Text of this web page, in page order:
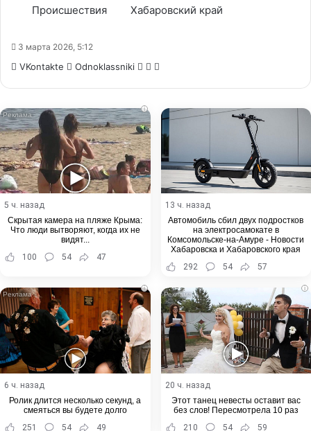
Происшествия
Хабаровский край
3 марта 2026, 5:12
VKontakte Odnoklassniki WhatsApp
Telegram
i
5 ч. назад
Скрытая камера на пляже Крыма:
Что люди вытворяют, когда их не
видят...
100
54 47
13 ч. назад
Автомобиль сбил двух подростков
на электросамокате в
Комсомольске-на-Амуре - Новости
Хабаровска и Хабаровского края
292
54 57
i
6 ч. назад
Ролик длится несколько секунд, а
смеяться вы будете долго
251
54 49
i
20 ч. назад
Этот танец невесты оставит вас
без слов! Пересмотрела 10 раз
210
54 59